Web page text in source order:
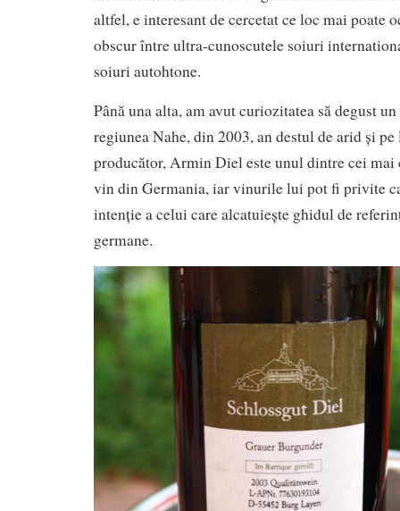
altfel, e interesant de cercetat ce loc mai poate
obscur între ultra-cunoscutele soiuri
soiuri autohtone.
Până una alta, am avut curiozitatea să degust
regiunea Nahe, din 2003, an destul de arid și
producător, Armin Diel este unul dintre cei
vin din Germania, iar vinurile lui pot fi privite
intenție a celui care alcatuiește ghidul de
germane.